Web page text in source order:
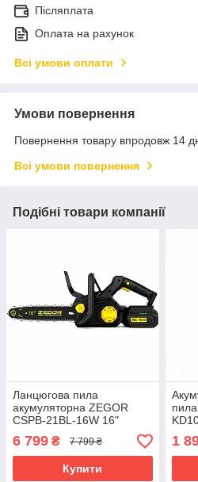
Післяплата
Оплата на рахунок
Всі умови оплати
Умови повернення
Повернення товару впродовж 14
Всі умови повернення
Подібні товари компанії
Ланцюгова пила
акумуляторна ZEGOR
CSPB-21BL-16W 16"
акумуляторна пила
ланцюгова пила
акумуляторна
6 799 ₴ 7 799 ₴
Купити
1